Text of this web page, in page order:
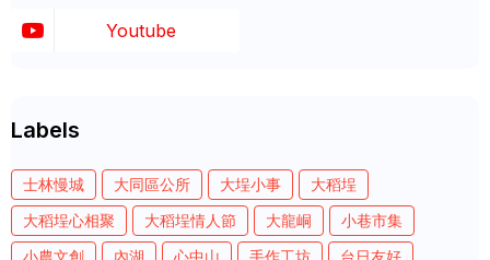
Youtube
Labels
士林慢城 大同區公所 大埕小事
大稻埕
大稻埕心相聚
大稻埕情人節 大龍峒
小巷市集